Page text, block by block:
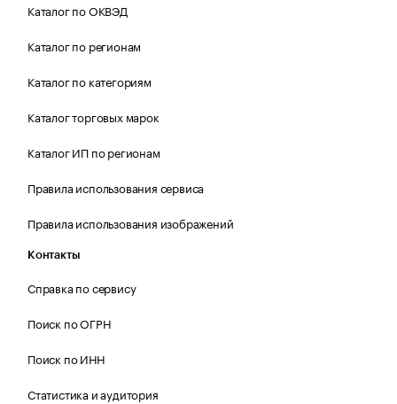
Каталог по ОКВЭД
Каталог по регионам
Каталог по категориям
Каталог торговых марок
Каталог ИП по регионам
Правила использования сервиса
Правила использования изображений
Контакты
Справка по сервису
Поиск по ОГРН
Поиск по ИНН
Статистика и аудитория